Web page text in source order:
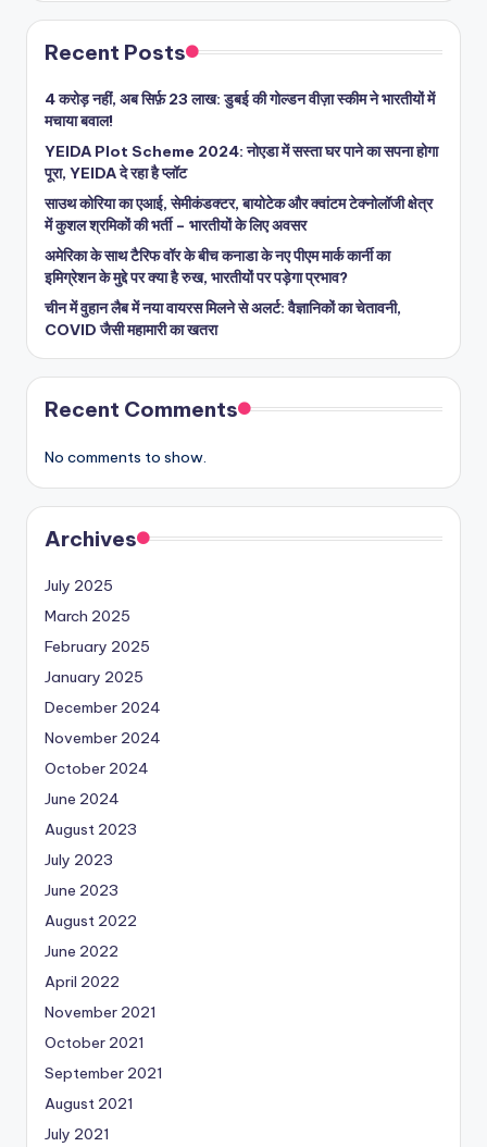
Recent Posts
4 करोड़ नहीं, अब सिर्फ़ 23 लाख: डुबई की गोल्डन वीज़ा स्कीम ने भारतीयों में
मचाया बवाल!
YEIDA Plot Scheme 2024: नोएडा में सस्ता घर पाने का सपना होगा
पूरा, YEIDA दे रहा है प्लॉट
साउथ कोरिया का एआई, सेमीकंडक्टर, बायोटेक और क्वांटम टेक्नोलॉजी क्षेत्र
में कुशल श्रमिकों की भर्ती – भारतीयों के लिए अवसर
अमेरिका के साथ टैरिफ वॉर के बीच कनाडा के नए पीएम मार्क कार्नी का
इमिग्रेशन के मुद्दे पर क्या है रुख, भारतीयों पर पड़ेगा प्रभाव?
चीन में वुहान लैब में नया वायरस मिलने से अलर्ट: वैज्ञानिकों का चेतावनी,
COVID जैसी महामारी का खतरा
Recent Comments
No comments to show.
Archives
July 2025
March 2025
February 2025
January 2025
December 2024
November 2024
October 2024
June 2024
August 2023
July 2023
June 2023
August 2022
June 2022
April 2022
November 2021
October 2021
September 2021
August 2021
July 2021